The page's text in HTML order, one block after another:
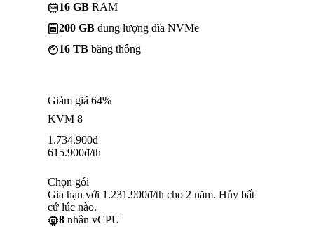
16 GB RAM
200 GB dung lượng đĩa NVMe
16 TB băng thông
Giảm giá 64%
KVM 8
1.734.900đ
615.900đ/th
Chọn gói
Gia hạn với 1.231.900đ/th cho 2 năm. Hủy bất
cứ lúc nào.
8 nhân vCPU